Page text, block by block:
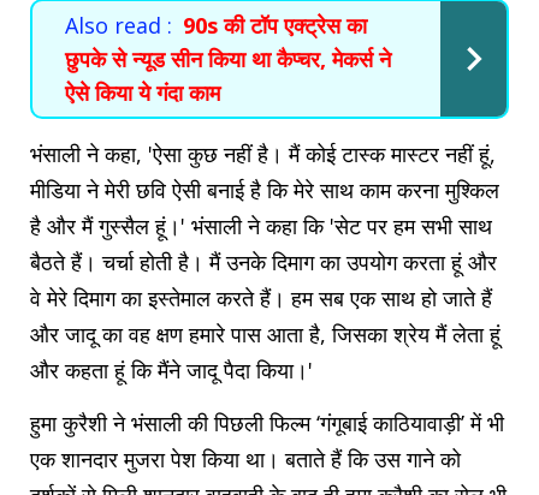
Also read : 90s की टॉप एक्ट्रेस का
छुपके से न्यूड सीन किया था कैप्चर, मेकर्स ने
ऐसे किया ये गंदा काम
भंसाली ने कहा, 'ऐसा कुछ नहीं है। मैं कोई टास्क मास्टर नहीं हूं,
मीडिया ने मेरी छवि ऐसी बनाई है कि मेरे साथ काम करना मुश्किल
है और मैं गुस्सैल हूं।' भंसाली ने कहा कि 'सेट पर हम सभी साथ
बैठते हैं। चर्चा होती है। मैं उनके दिमाग का उपयोग करता हूं और
वे मेरे दिमाग का इस्तेमाल करते हैं। हम सब एक साथ हो जाते हैं
और जादू का वह क्षण हमारे पास आता है, जिसका श्रेय मैं लेता हूं
और कहता हूं कि मैंने जादू पैदा किया।'
हुमा कुरैशी ने भंसाली की पिछली फिल्म ‘गंगूबाई काठियावाड़ी’ में भी
एक शानदार मुजरा पेश किया था। बताते हैं कि उस गाने को